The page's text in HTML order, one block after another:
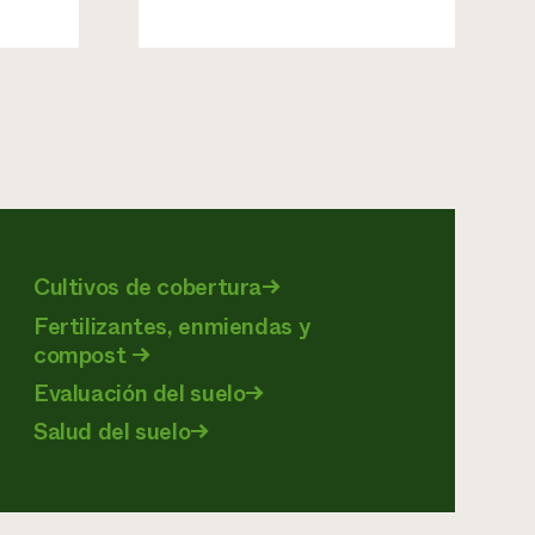
Cultivos de cobertura→
Fertilizantes, enmiendas y
compost→
Evaluación del suelo→
Salud del suelo→